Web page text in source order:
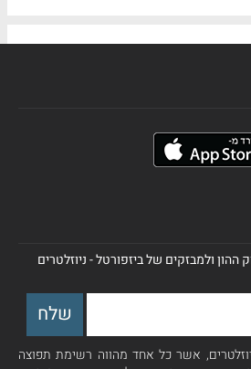
ולמבזקים של ביזפורטל - ניוזלטרים
אשר כל אחד מהווה רשימת תפוצה